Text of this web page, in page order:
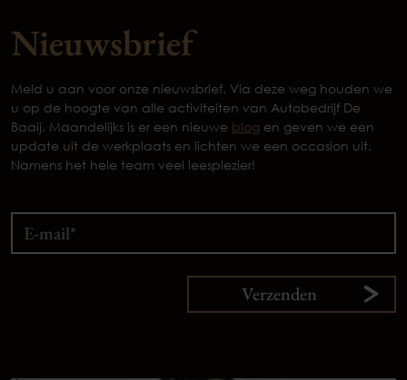
Nieuwsbrief
Meld u aan voor onze nieuwsbrief. Via deze weg houden we
u op de hoogte van alle activiteiten van Autobedrijf De
Baaij. Maandelijks is er een nieuwe blog en geven we een
update uit de werkplaats en lichten we een occasion uit.
Namens het hele team veel leesplezier!
Verzenden